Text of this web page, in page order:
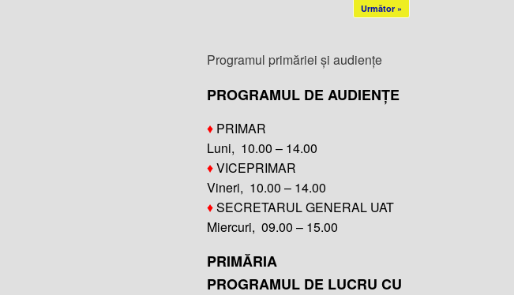
Următor »
Programul primăriei și audiențe
PROGRAMUL DE AUDIENȚE
♦ PRIMAR
Luni, 10.00 – 14.00
♦VICEPRIMAR
Vineri, 10.00 – 14.00
♦SECRETARUL GENERAL UAT
Miercuri, 09.00 – 15.00
PRIMĂRIA
PROGRAMUL DE LUCRU CU